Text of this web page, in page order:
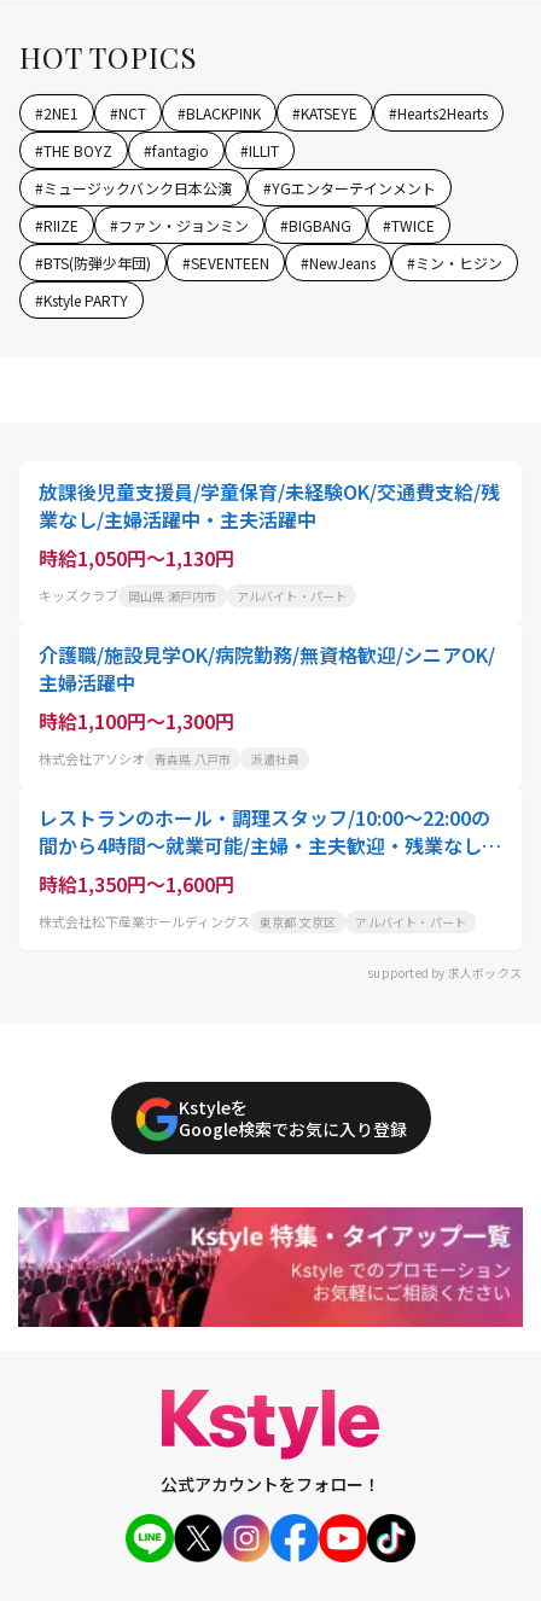
HOT TOPICS
#2NE1 #NCT #BLACKPINK #KATSEYE #Hearts2Hearts
#THE BOYZ #fantagio #ILLIT
#ミュージックバンク日本公演 #YGエンターテインメント
#RIIZE #ファン・ジョンミン #BIGBANG #TWICE
#BTS(防弾少年団) #SEVENTEEN #NewJeans #ミン・ヒジン
#Kstyle PARTY
放課後児童支援員/学童保育/未経験OK/交通費支給/残
業なし/主婦活躍中・主夫活躍中
時給1,050円～1,130円
キッズクラブ 岡山県 瀬戸内市 アルバイト・パート
介護職/施設見学OK/病院勤務/無資格歓迎/シニアOK/
主婦活躍中
時給1,100円～1,300円
株式会社アソシオ 青森県 八戸市 派遣社員
レストランのホール・調理スタッフ/10:00〜22:00の
間から4時間〜就業可能/主婦・主夫歓迎・残業なし・
土日休み
時給1,350円～1,600円
株式会社松下産業ホールディングス 東京都 文京区 アルバイト・パート
supported by 求人ボックス
Kstyleを
Google検索でお気に入り登録
公式アカウントをフォロー！